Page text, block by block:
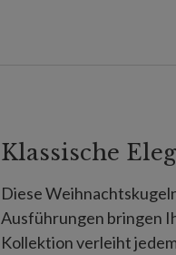
Klassische
Diese
Ausführungen bringen
Kollektion verleiht